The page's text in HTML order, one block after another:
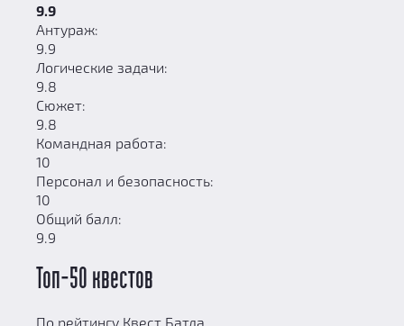
9.9
Антураж:
9.9
Логические задачи:
9.8
Сюжет:
9.8
Командная работа:
10
Персонал и безопасность:
10
Общий балл:
9.9
Топ-50 квестов
По рейтингу Квест Батла